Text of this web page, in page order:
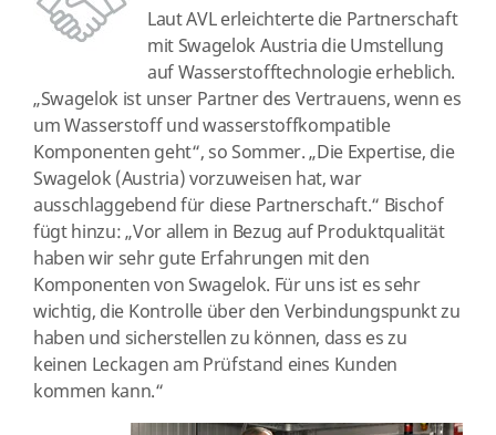
Laut AVL erleichterte die Partnerschaft
mit Swagelok Austria die Umstellung
auf Wasserstofftechnologie erheblich.
„Swagelok ist unser Partner des Vertrauens, wenn es
um Wasserstoff und wasserstoffkompatible
Komponenten geht“, so Sommer. „Die Expertise, die
Swagelok (Austria) vorzuweisen hat, war
ausschlaggebend für diese Partnerschaft.“ Bischof
fügt hinzu: „Vor allem in Bezug auf Produktqualität
haben wir sehr gute Erfahrungen mit den
Komponenten von Swagelok. Für uns ist es sehr
wichtig, die Kontrolle über den Verbindungspunkt zu
haben und sicherstellen zu können, dass es zu
keinen Leckagen am Prüfstand eines Kunden
kommen kann.“